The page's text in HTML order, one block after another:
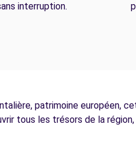
interruption.
patrimoine européen,
tous les trésors de la